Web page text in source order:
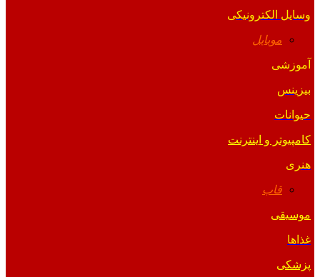
وسایل الکترونیکی
موبایل
آموزشی
بیزینس
حیوانات
کامپیوتر و اینترنت
هنری
قاب
موسیقی
غذاها
پزشکی